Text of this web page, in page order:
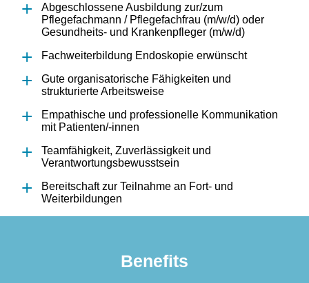
Abgeschlossene Ausbildung zur/zum
Pflegefachmann / Pflegefachfrau (m/w/d) oder
Gesundheits- und Krankenpfleger (m/w/d)
Fachweiterbildung Endoskopie erwünscht
Gute organisatorische Fähigkeiten und
strukturierte Arbeitsweise
Empathische und professionelle Kommunikation
mit Patienten/-innen
Teamfähigkeit, Zuverlässigkeit und
Verantwortungsbewusstsein
Bereitschaft zur Teilnahme an Fort- und
Weiterbildungen
Benefits